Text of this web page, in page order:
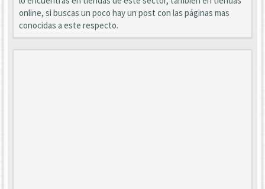
online, si buscas un poco hay un post con las páginas mas
conocidas a este respecto.